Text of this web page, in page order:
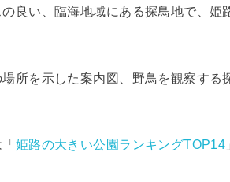
良い、臨海地域にある探鳥地で、姫
所を示した案内図、野鳥を観察する
姫路の大きい公園ランキングTOP14